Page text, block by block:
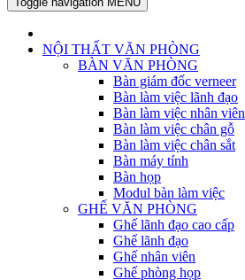
NỘI THẤT VĂN PHÒNG
BÀN VĂN PHÒNG
Bàn giám đốc verneer
Bàn làm việc lãnh đạo
Bàn làm việc nhân viên
Bàn làm việc chân gỗ
Bàn làm việc chân sắt
Bàn máy tính
Bàn họp
Modul bàn làm việc
GHẾ VĂN PHÒNG
Ghế lãnh đạo cao cấp
Ghế lãnh đạo
Ghế nhân viên
Ghế phòng họp